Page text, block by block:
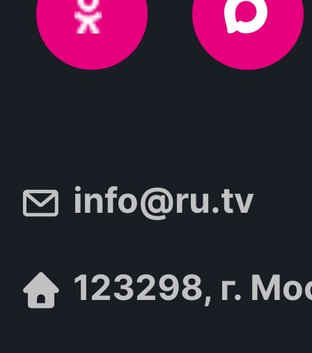
info@ru.tv
123298, г.